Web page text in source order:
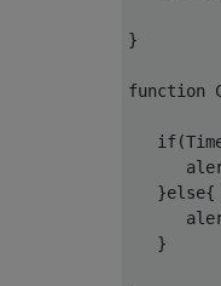
}
function
if
   }
else{
   }